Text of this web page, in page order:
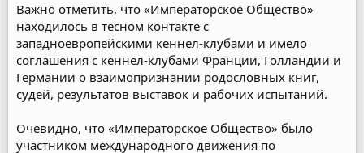
Важно отметить, что «Императорское Общество»
находилось в тесном контакте с
западноевропейскими кеннел-клубами и имело
соглашения с кеннел-клубами Франции, Голландии и
Германии о взаимопризнании родословных книг,
судей, результатов выставок и рабочих испытаний.
Очевидно, что «Императорское Общество» было
участником международного движения по